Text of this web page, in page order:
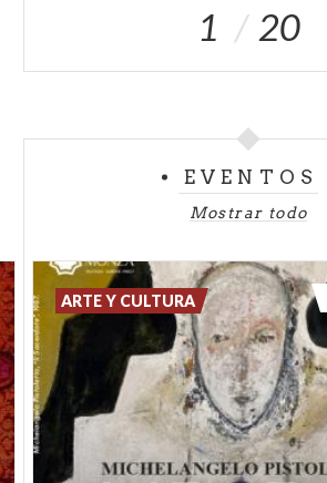
1 20
EVENTOS
Mostrar todo
ARTE Y CULTURA